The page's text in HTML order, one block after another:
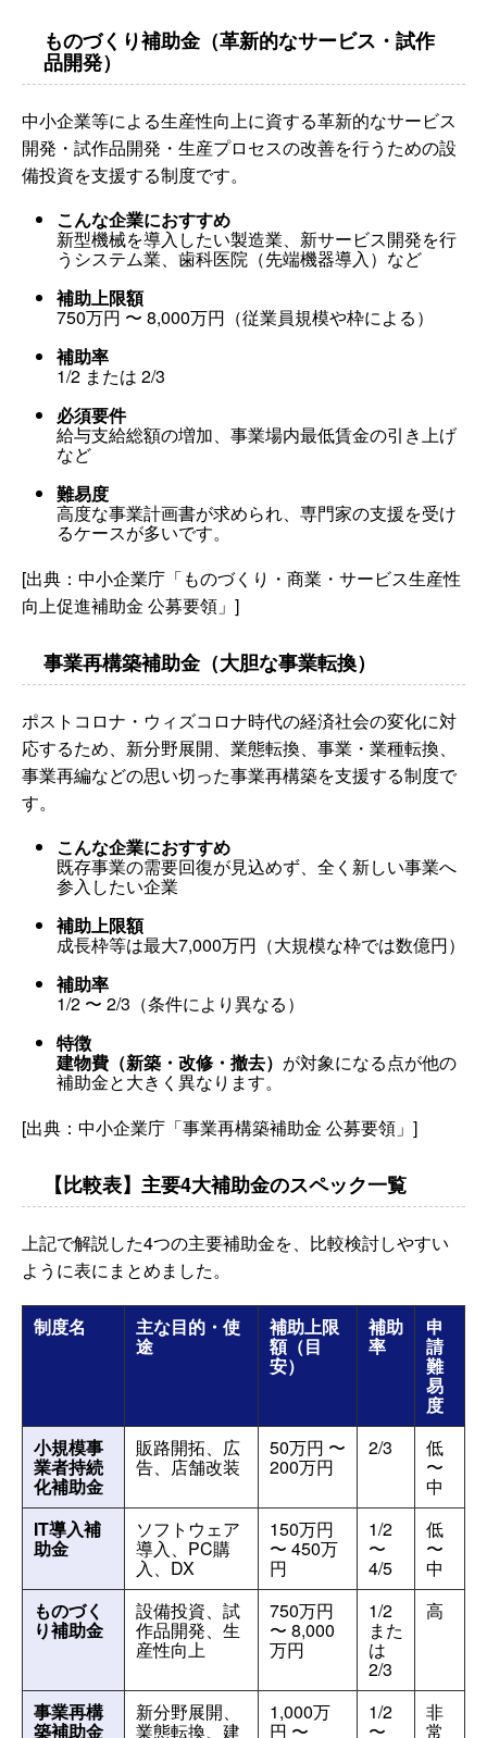
ものづくり補助金（革新的なサービス・試作
品開発）
中小企業等による生産性向上に資する革新的なサービス
開発・試作品開発・生産プロセスの改善を行うための設
備投資を支援する制度です。
こんな企業におすすめ
新型機械を導入したい製造業、新サービス開発を行
うシステム業、歯科医院（先端機器導入）など
補助上限額
750万円 〜 8,000万円（従業員規模や枠による）
補助率
1/2 または 2/3
必須要件
給与支給総額の増加、事業場内最低賃金の引き上げ
など
難易度
高度な事業計画書が求められ、専門家の支援を受け
るケースが多いです。
[出典：中小企業庁「ものづくり・商業・サービス生産性
向上促進補助金 公募要領」]
事業再構築補助金（大胆な事業転換）
ポストコロナ・ウィズコロナ時代の経済社会の変化に対
応するため、新分野展開、業態転換、事業・業種転換、
事業再編などの思い切った事業再構築を支援する制度で
す。
こんな企業におすすめ
既存事業の需要回復が見込めず、全く新しい事業へ
参入したい企業
補助上限額
成長枠等は最大7,000万円（大規模な枠では数億円）
補助率
1/2 〜 2/3（条件により異なる）
特徴
建物費（新築・改修・撤去） が対象になる点が他の
補助金と大きく異なります。
[出典：中小企業庁「事業再構築補助金 公募要領」]
【比較表】主要4大補助金のスペック一覧
上記で解説した4つの主要補助金を、比較検討しやすい
ように表にまとめました。
制度名 主な目的・使
途
補助上限
額（目
安）
補助
率
申
請
難
易
度
小規模事
業者持続
化補助金
販路開拓、広
告、店舗改装
50万円 〜
200万円
2/3 低
〜
中
IT導入補
助金
ソフトウェア
導入、PC購
入、DX
150万円
〜 450万
円
1/2
〜
4/5
低
〜
中
ものづく
り補助金
設備投資、試
作品開発、生
産性向上
750万円
〜 8,000
万円
1/2
また
は
2/3
高
事業再構
築補助金
新分野展開、
業態転換、建
1,000万
円 〜
1/2
〜
非
常